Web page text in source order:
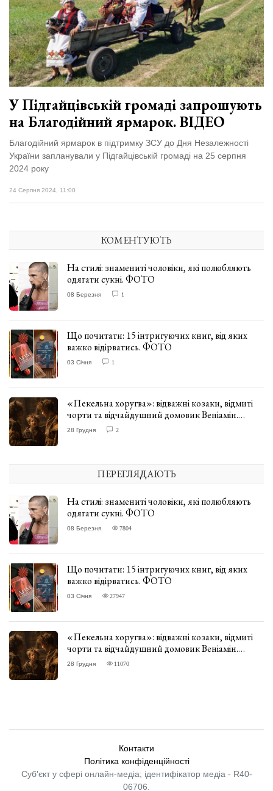
У Підгайцівській громаді запрошують
на Благодійний ярмарок. ВІДЕО
Благодійний ярмарок в підтримку ЗСУ до Дня Незалежності
України запланували у Підгайцівській громаді на 25 серпня
2024 року
24 Серпня 2024, 11:00
КОМЕНТУЮТЬ
На стилі: знамениті чоловіки, які полюбляють
одягати сукні. ФОТО
08 Березня 1
Що почитати: 15 інтригуючих книг, від яких
важко відірватись. ФОТО
03 Січня 1
«Пекельна хоругва»: відважні козаки, відмиті
чорти та відчайдушний домовик Веніамін.
ВІДГУК
28 Грудня 2
ПЕРЕГЛЯДАЮТЬ
На стилі: знамениті чоловіки, які полюбляють
одягати сукні. ФОТО
08 Березня 7804
Що почитати: 15 інтригуючих книг, від яких
важко відірватись. ФОТО
03 Січня 27947
«Пекельна хоругва»: відважні козаки, відмиті
чорти та відчайдушний домовик Веніамін.
ВІДГУК
28 Грудня 11070
Контакти
Політика конфіденційності
Суб'єкт у сфері онлайн-медіа; ідентифікатор медіа - R40-
06706.